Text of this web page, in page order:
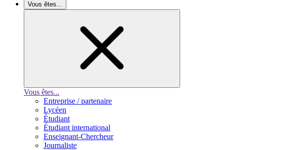
Vous êtes...
Vous êtes...
Entreprise / partenaire
Lycéen
Étudiant
Étudiant international
Enseignant-Chercheur
Journaliste